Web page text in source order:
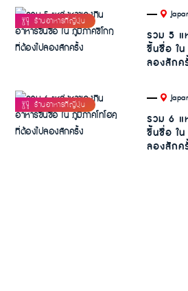
.
รวม 5 แ
ขึ้นชื่อ ใ
ลองสักค
.
รวม 6 แ
ขึ้นชื่อ ใ
ลองสักค